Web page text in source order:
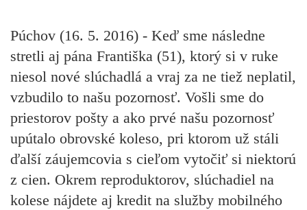
Púchov (16. 5. 2016) - Keď sme následne
stretli aj pána Františka (51), ktorý si v ruke
niesol nové slúchadlá a vraj za ne tiež neplatil,
vzbudilo to našu pozornosť. Vošli sme do
priestorov pošty a ako prvé našu pozornosť
upútalo obrovské koleso, pri ktorom už stáli
ďalší záujemcovia s cieľom vytočiť si niektorú
z cien. Okrem reproduktorov, slúchadiel na
kolese nájdete aj kredit na služby mobilného